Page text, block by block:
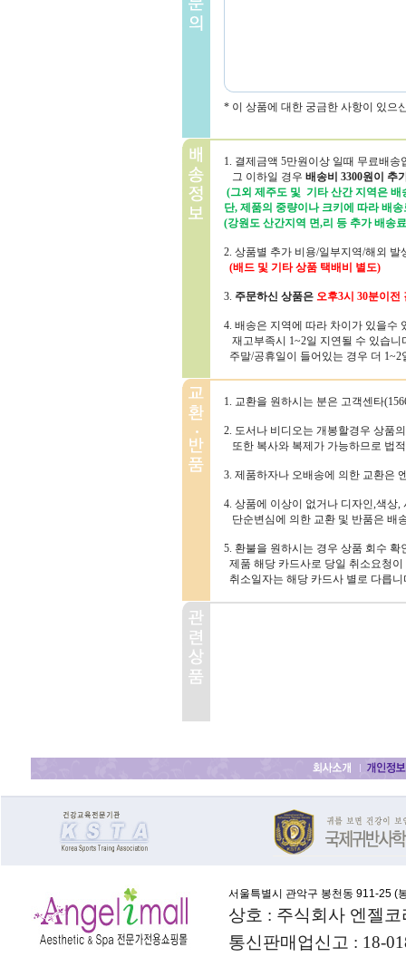
* 이 상품에 대한 궁금한 사항이 있으
1. 결제금액 5만원이상 일때 무료배송
그 이하일 경우 배송비 3300원이 추
(그외 제주도 및 기타 산간 지역은 배
단, 제품의 중량이나 크키에 따라 배
(강원도 산간지역 면,리 등 추가 배송
2. 상품별 추가 비용/일부지역/해외 발
(배드 및 기타 상품 택배비 별도)
3. 주문하신 상품은 오후3시 30분이전
4. 배송은 지역에 따라 차이가 있을수
재고부족시 1~2일 지연될 수 있습니
주말/공휴일이 들어있는 경우 더
1. 교환을 원하시는 분은 고객센타
2. 도서나 비디오는 개봉할경우 상품
또한 복사와 복제가 가능하므로 법
3. 제품하자나 오배송에 의한 교환은
4. 상품에 이상이 없거나 디자인,색상
단순변심에 의한 교환 및 반품은 배
5. 환불을 원하시는 경우 상품 회수
제품 해당 카드사로 당일 취소요청이
취소일자는 해당 카드사 별로 다릅니
서울특별시 관악구 봉천동 911-25 (
상호 : 주식회사 엔젤
통신판매업신고 : 18-